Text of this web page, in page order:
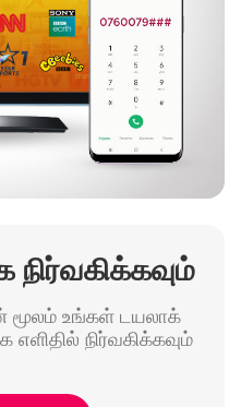
மூலம் உங்கள் டயலாக்
நிர்வகிக்கவும்